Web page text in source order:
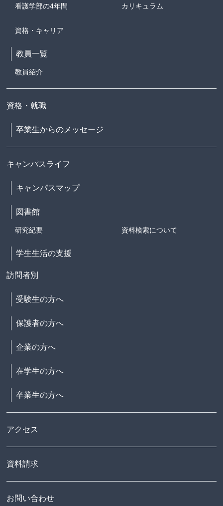
看護学部の4年間 カリキュラム
資格・キャリア
教員一覧
教員紹介
資格・就職
卒業生からのメッセージ
キャンパスライフ
キャンパスマップ
図書館
研究紀要 資料検索について
学生生活の支援
訪問者別
受験生の方へ
保護者の方へ
企業の方へ
在学生の方へ
卒業生の方へ
アクセス
資料請求
お問い合わせ